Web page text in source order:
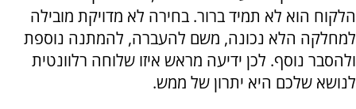
הלקוח הוא לא תמיד ברור. בחירה לא מדויקת מובילה
למחלקה הלא נכונה, משם להעברה, להמתנה נוספת
ולהסבר נוסף. לכן ידיעה מראש איזו שלוחה רלוונטית
לנושא שלכם היא יתרון של ממש.